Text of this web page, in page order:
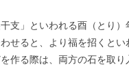
干支」といわれる酉（とり
せると、より福を招くと
作る際は、両方の石を取